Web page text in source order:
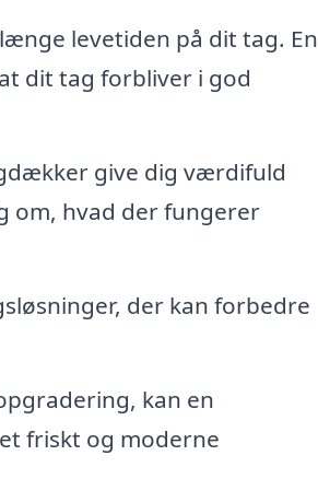
levetiden på dit tag. En
dit tag forbliver i god
give dig værdifuld
om, hvad der fungerer
der kan forbedre
kan en
friskt og moderne